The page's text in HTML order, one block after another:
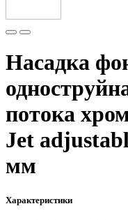
Насадка
потока
Jet
мм
Характеристики